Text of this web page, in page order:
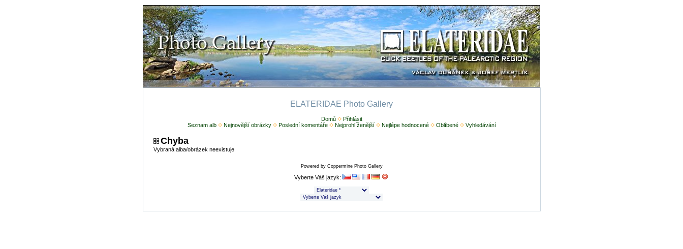
ELATERIDAE Photo Gallery
Domů
Přihlásit
Seznam alb
Nejnovější obrázky Poslední komentáře Nejprohlíženější Nejlépe hodnocené Oblíbené Vyhledávání
Chyba
Vybraná alba/obrázek neexistuje
Powered by Coppermine Photo Gallery
Vyberte Váš jazyk: